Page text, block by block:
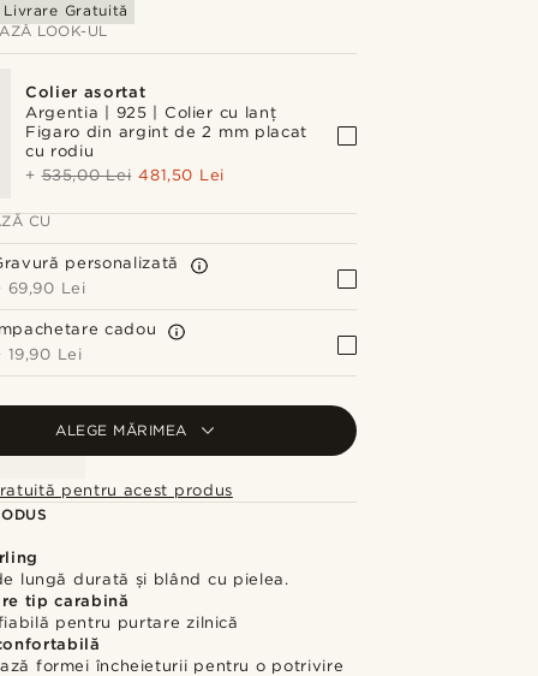
Livrare Gratuită
LOOK-UL
Colier asortat
Argentia | 925 | Colier cu lanț
Figaro din argint de 2 mm placat
cu rodiu
+535,00 Lei 481,50 Lei
CU
personalizată
69,90 Lei
cadou
19,90 Lei
ALEGE MĂRIMEA
pentru acest produs
lungă durată și blând cu pielea.
tip carabină
pentru purtare zilnică
formei încheieturii pentru o potrivire